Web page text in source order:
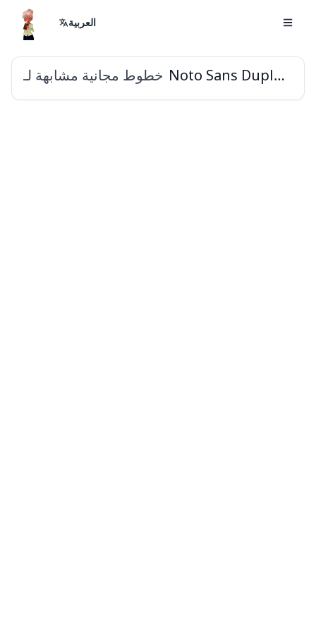
العربية
خطوط مجانية مشابهة لـ Noto Sans Duployan